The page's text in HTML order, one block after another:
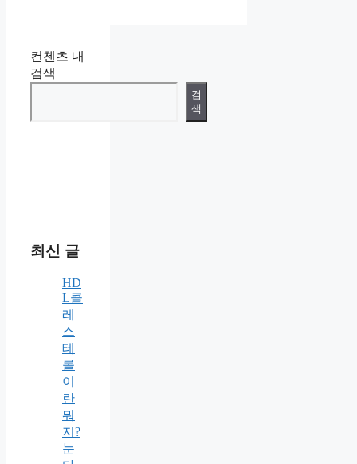
컨첸츠 내
검색
검
색
최신 글
HD
L콜
레
스
테
롤
이
란
뭐
지?
눈